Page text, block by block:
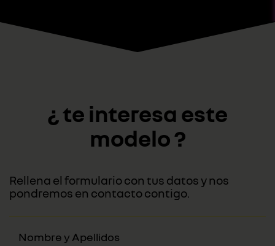
¿ te interesa este
modelo ?
Rellena el formulario con tus datos y nos
pondremos en contacto contigo.
Nombre y Apellidos